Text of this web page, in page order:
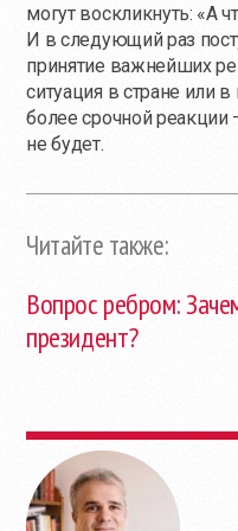
могут воскликнуть: «А
И в следующий раз
принятие важнейших
ситуация в стране или
более срочной реакции
не будет.
Читайте также:
Вопрос ребром:
президент?